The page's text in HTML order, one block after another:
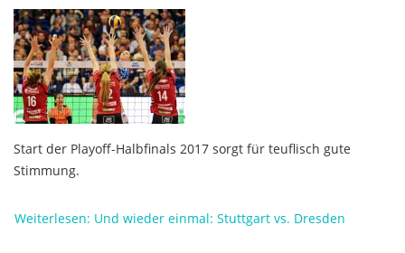
Start der Playoff-Halbfinals 2017 sorgt für teuflisch gute
Stimmung.
Weiterlesen: Und wieder einmal: Stuttgart vs. Dresden